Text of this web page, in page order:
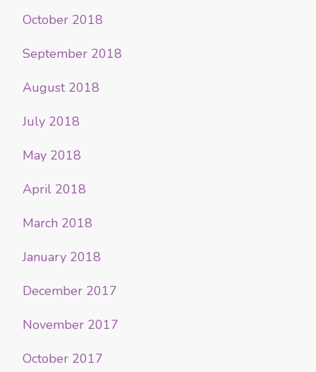
October 2018
September 2018
August 2018
July 2018
May 2018
April 2018
March 2018
January 2018
December 2017
November 2017
October 2017